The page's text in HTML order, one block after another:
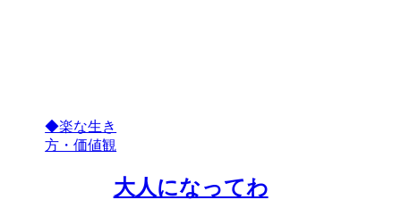
◆楽な生き
方・価値観
大人になってわ